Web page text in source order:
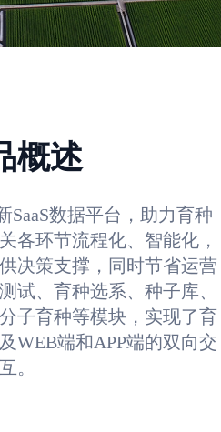
概述
SaaS数据平台，助力育种
各环节流程化、智能化，
决策支撑，同时节省运营
试、育种选系、种子库、
子育种等模块，实现了育
WEB端和APP端的双向交
互。